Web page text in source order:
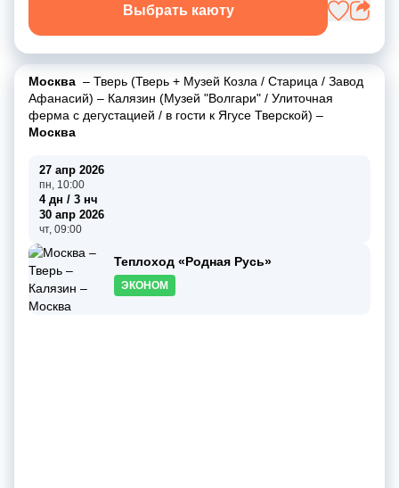
Выбрать каюту
Москва – Тверь (Тверь + Музей Козла / Старица / Завод
Афанасий) – Калязин (Музей "Волгари" / Улиточная
ферма с дегустацией / в гости к Ягусе Тверской) –
Москва
27 апр 2026
пн, 10:00
4 дн / 3 нч
30 апр 2026
чт, 09:00
Теплоход «Родная Русь»
ЭКОНОМ